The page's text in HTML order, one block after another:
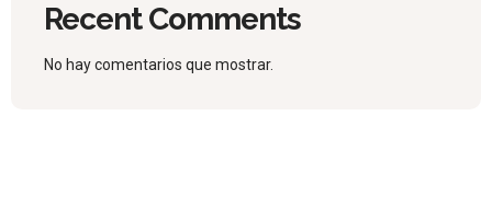
Recent Comments
No hay comentarios que mostrar.